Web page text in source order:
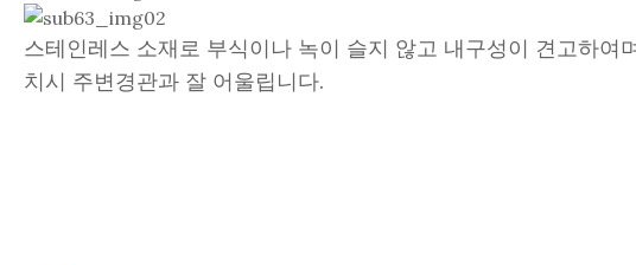
스테인레스 소재로 부식이나 녹이 슬지 않고 내구성이 견고하여
치시 주변경관과 잘 어울립니다.